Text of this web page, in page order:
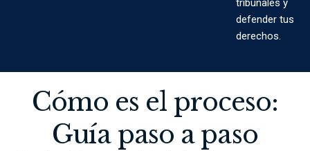
defender tus
derechos.
Cómo es el proceso:
Guía paso a paso